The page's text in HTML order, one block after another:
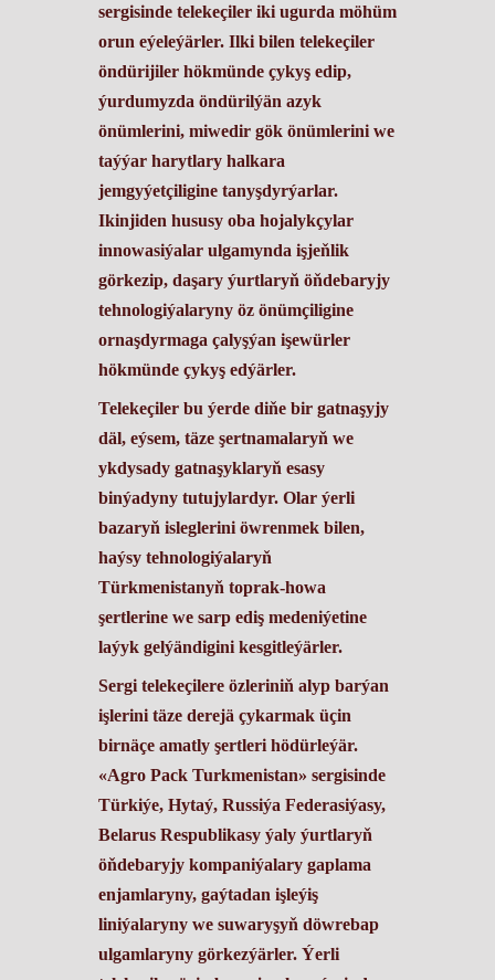
sergisinde telekeçiler iki ugurda möhüm
orun eýeleýärler. Ilki bilen telekeçiler
öndürijiler hökmünde çykyş edip,
ýurdumyzda öndürilýän azyk
önümlerini, miwedir gök önümlerini we
taýýar harytlary halkara
jemgyýetçiligine tanyşdyrýarlar.
Ikinjiden hususy oba hojalykçylar
innowasiýalar ulgamynda işjeňlik
görkezip, daşary ýurtlaryň öňdebaryjy
tehnologiýalaryny öz önümçiligine
ornaşdyrmaga çalyşýan işewürler
hökmünde çykyş edýärler.
​Telekeçiler bu ýerde diňe bir gatnaşyjy
däl, eýsem, täze şertnamalaryň we
ykdysady gatnaşyklaryň esasy
binýadyny tutujylardyr. Olar ýerli
bazaryň isleglerini öwrenmek bilen,
haýsy tehnologiýalaryň
Türkmenistanyň toprak-howa
şertlerine we sarp ediş medeniýetine
laýyk gelýändigini kesgitleýärler.
​Sergi telekeçilere özleriniň alyp barýan
işlerini täze derejä çykarmak üçin
birnäçe amatly şertleri hödürleýär.
«Agro Pack Turkmenistan» sergisinde
Türkiýe, Hytaý, Russiýa Federasiýasy,
Belarus Respublikasy ýaly ýurtlaryň
öňdebaryjy kompaniýalary gaplama
enjamlaryny, gaýtadan işleýiş
liniýalaryny we suwaryşyň döwrebap
ulgamlaryny görkezýärler. Ýerli